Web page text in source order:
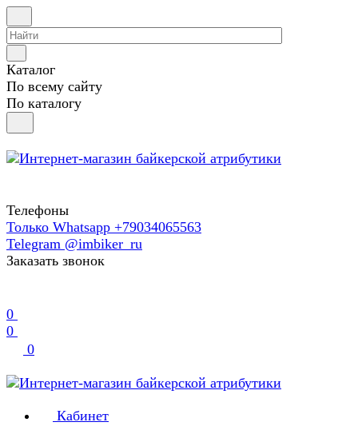
Каталог
По всему сайту
По каталогу
Телефоны
Только Whatsapp +79034065563
Telegram @imbiker_ru
Заказать звонок
0
0
0
Кабинет